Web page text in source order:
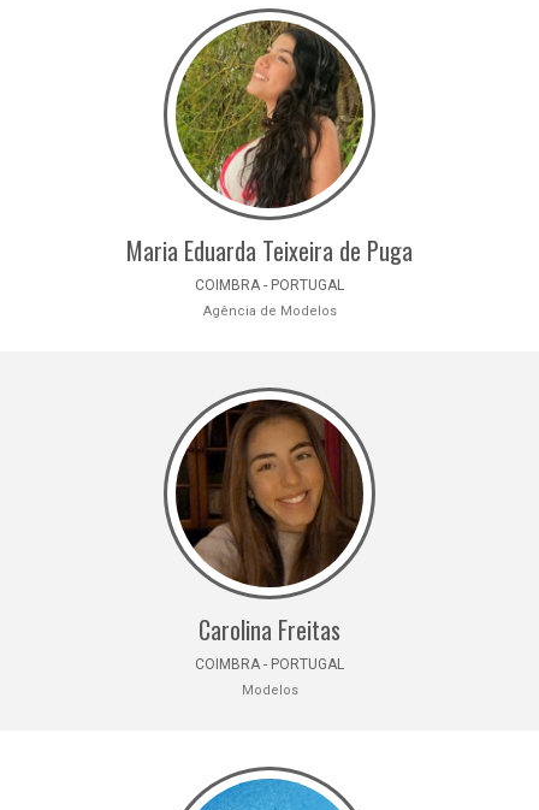
Maria Eduarda Teixeira de Puga
COIMBRA - PORTUGAL
Agência de Modelos
Carolina Freitas
COIMBRA - PORTUGAL
Modelos